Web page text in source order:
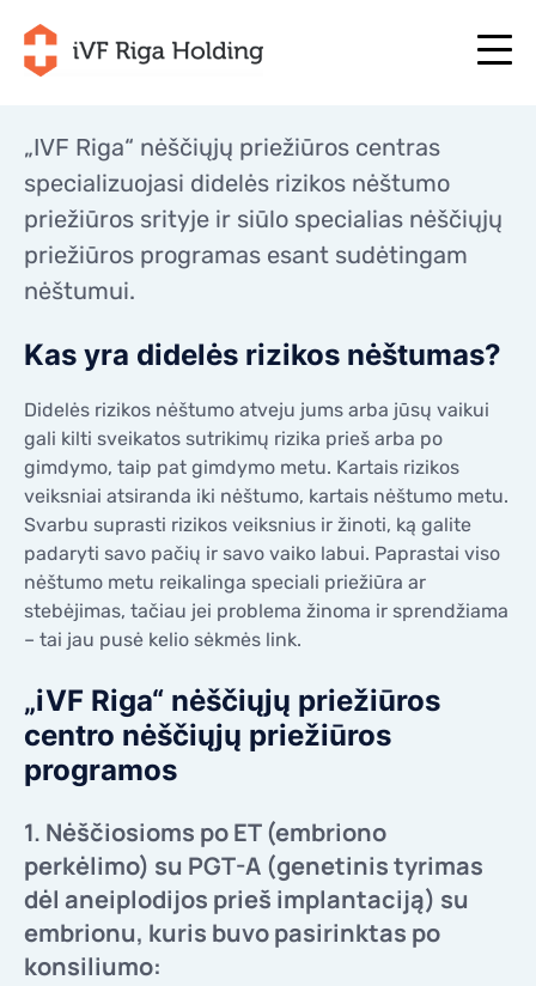
LT
+371 25 641 022
APIE MUS
JŪSŲ PROGRAMA
PRADĖKITE DABAR!
NAUDINGI STRAIPSNIAI
KAINOS
KONTAKTAI
LT
LV
SE
NO
+371 67 111 117
+371 25 641 022
APIE MUS
GYDYMAS
PRADĖKITE DABAR!
NAUDINGI STRAIPSNIAI
KAINOS
KONTAKTAI
„IVF Riga“ nėščiųjų priežiūros centras
specializuojasi didelės rizikos nėštumo
priežiūros srityje ir siūlo specialias nėščiųjų
priežiūros programas esant sudėtingam
nėštumui.
Kas yra didelės rizikos nėštumas?
Didelės rizikos nėštumo atveju jums arba jūsų vaikui
gali kilti sveikatos sutrikimų rizika prieš arba po
gimdymo, taip pat gimdymo metu. Kartais rizikos
veiksniai atsiranda iki nėštumo, kartais nėštumo metu.
Svarbu suprasti rizikos veiksnius ir žinoti, ką galite
padaryti savo pačių ir savo vaiko labui. Paprastai viso
nėštumo metu reikalinga speciali priežiūra ar
stebėjimas, tačiau jei problema žinoma ir sprendžiama
– tai jau pusė kelio sėkmės link.
„iVF Riga“ nėščiųjų priežiūros
centro nėščiųjų priežiūros
programos
1. Nėščiosioms po ET (embriono
perkėlimo) su PGT-A (genetinis tyrimas
dėl aneiplodijos prieš implantaciją) su
embrionu, kuris buvo pasirinktas po
konsiliumo: